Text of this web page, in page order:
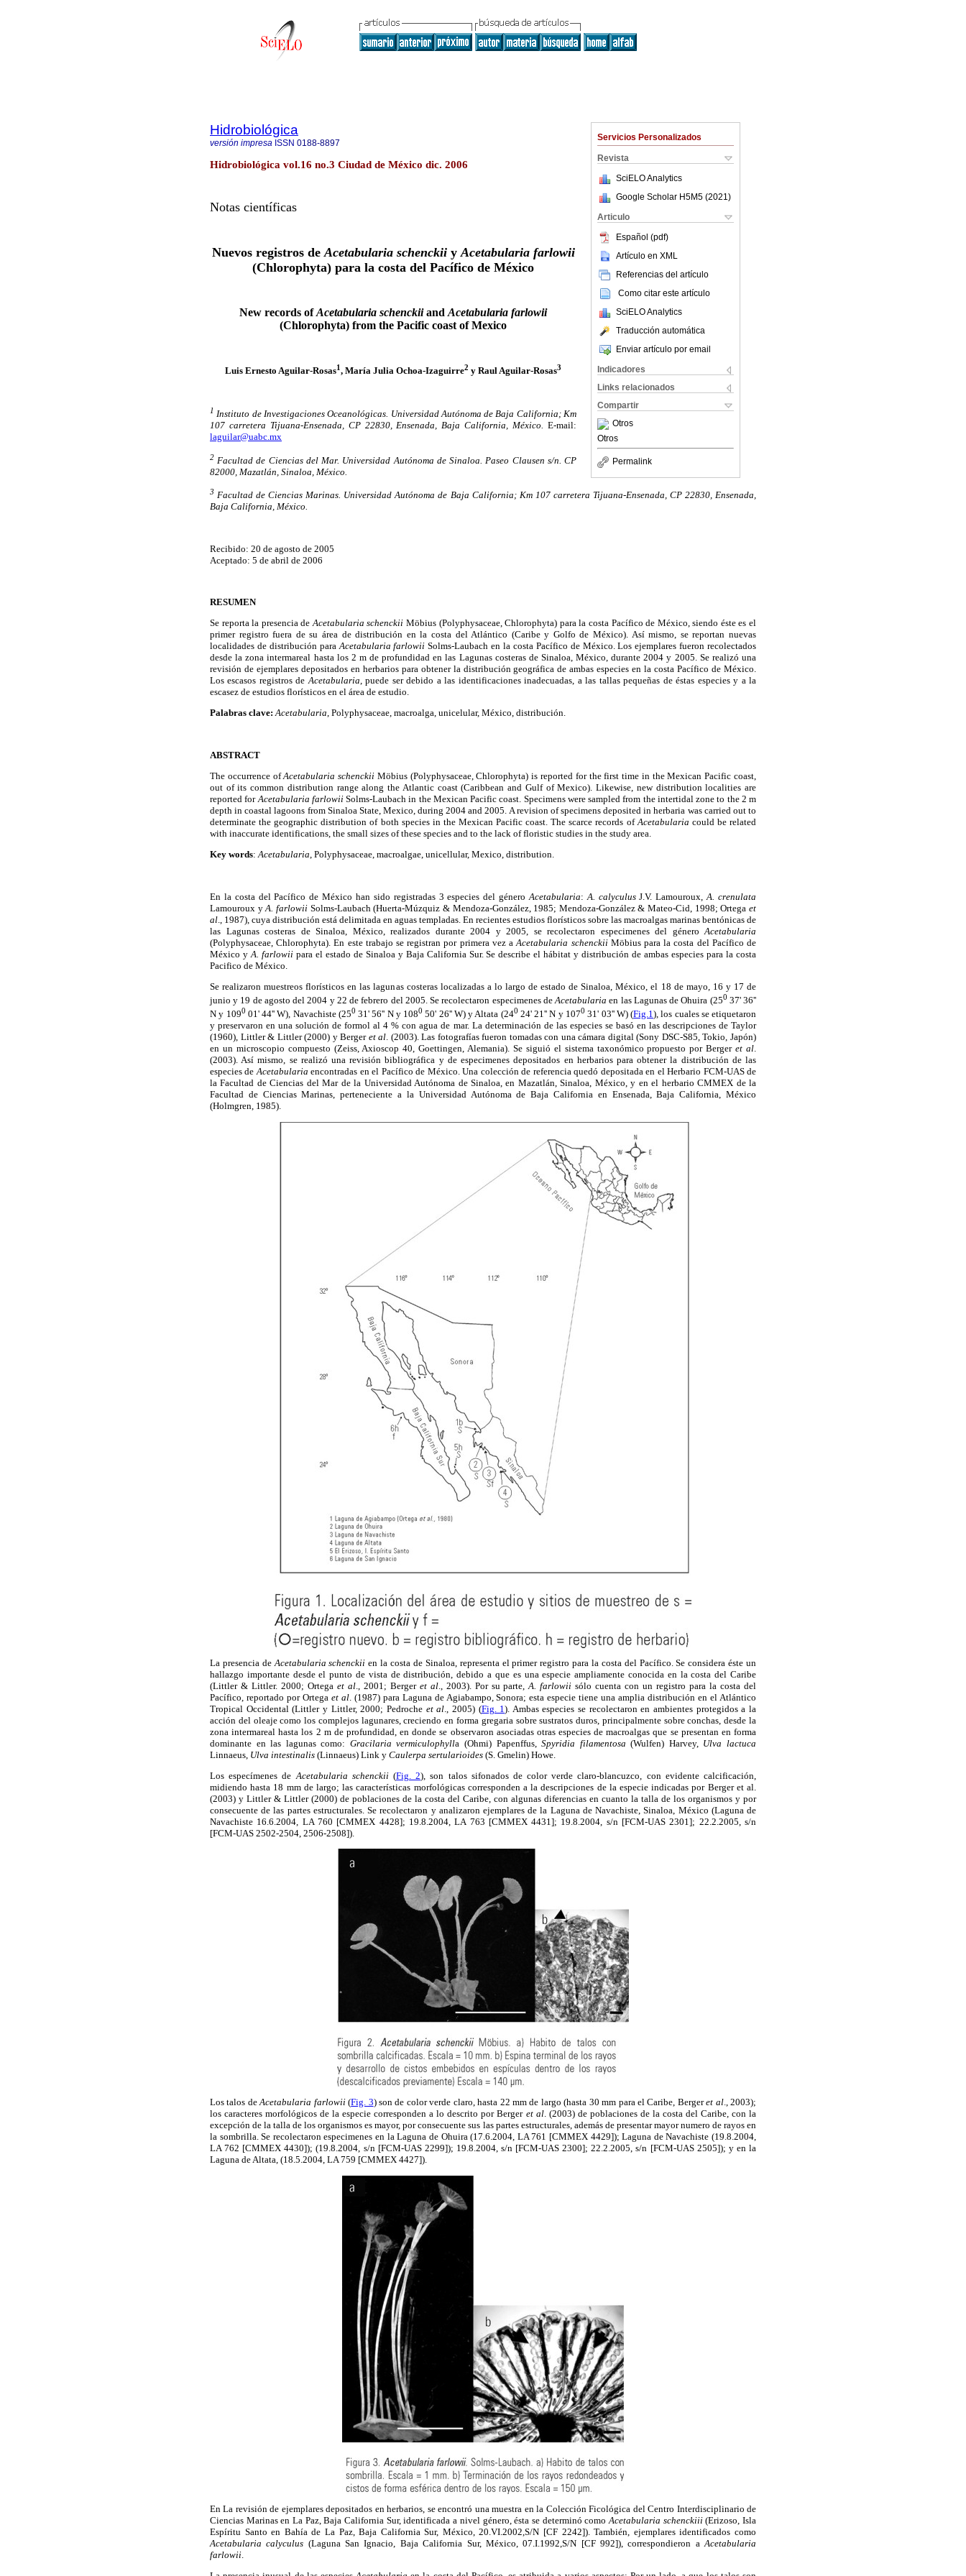
Servicios Personalizados
Revista
SciELO Analytics
Google Scholar H5M5 (2021 )
Articulo
Español (pdf)
Artículo en XML
Referencias del artículo
Como citar este artículo
SciELO Analytics
Traducción automática
Enviar artículo por email
Indicadores
Links relacionados
Compartir
Otros
Otros
Permalink
Hidrobiológica
versión impresa ISSN 0188-8897
Hidrobiológica vol.16 no.3 Ciudad de México dic. 2006
Notas científicas
Nuevos registros deAcetabularia schenckiiyAcetabularia farlowii
(Chlorophyta) para la costa del Pacífico de México
New records ofAcetabularia schenckiiand Acetabularia farlowii
(Chlorophyta) from the Pacific coast of Mexico
Luis Ernesto Aguilar-Rosas1, María Julia Ochoa-Izaguirre2 y Raul Aguilar-Rosas3
1 Instituto de Investigaciones Oceanológicas. Universidad Autónoma de Baja California; Km
107 carretera Tijuana-Ensenada, CP 22830, Ensenada, Baja California, México. E-mail:
laguilar@uabc.mx
2 Facultad de Ciencias del Mar. Universidad Autónoma de Sinaloa. Paseo Clausen s/n. CP
82000, Mazatlán, Sinaloa, México.
3 Facultad de Ciencias Marinas. Universidad Autónoma de Baja California; Km 107 carretera Tijuana-Ensenada, CP 22830, Ensenada,
Baja California, México.
Recibido: 20 de agosto de 2005
Aceptado: 5 de abril de 2006
RESUMEN
Se reporta la presencia deAcetabularia schenckii Möbius (Polyphysaceae, Chlorophyta) para la costa Pacífico de México, siendo éste es el
primer registro fuera de su área de distribución en la costa del Atlántico (Caribe y Golfo de México). Así mismo, se reportan nuevas
localidades de distribución paraAcetabularia farlowii Solms-Laubach en la costa Pacífico de México. Los ejemplares fueron recolectados
desde la zona intermareal hasta los 2 m de profundidad en las Lagunas costeras de Sinaloa, México, durante 2004 y 2005. Se realizó una
revisión de ejemplares depositados en herbarios para obtener la distribución geográfica de ambas especies en la costa Pacífico de México.
Los escasos registros deAcetabularia, puede ser debido a las identificaciones inadecuadas, a las tallas pequeñas de éstas especies y a la
escasez de estudios florísticos en el área de estudio.
Palabras clave: Acetabularia, Polyphysaceae, macroalga, unicelular, México, distribución.
ABSTRACT
The occurrence ofAcetabularia schenckii Möbius (Polyphysaceae, Chlorophyta) is reported for the first time in the Mexican Pacific coast,
out of its common distribution range along the Atlantic coast (Caribbean and Gulf of Mexico). Likewise, new distribution localities are
reported for Acetabularia farlowiiSolms-Laubach in the Mexican Pacific coast. Specimens were sampled from the intertidal zone to the 2 m
depth in coastal lagoons from Sinaloa State, Mexico, during 2004 and 2005. A revision of specimens deposited in herbaria was carried out to
determinate the geographic distribution of both species in the Mexican Pacific coast. The scarce records of Acetabularia could be related
with inaccurate identifications, the small sizes of these species and to the lack of floristic studies in the study area.
Key words:Acetabularia, Polyphysaceae, macroalgae, unicellular, Mexico, distribution.
En la costa del Pacífico de México han sido registradas 3 especies del género Acetabularia: A. calyculusJ.V. Lamouroux,A. crenulata
Lamouroux yA. farlowiiSolms-Laubach (Huerta-Múzquiz & Mendoza-González, 1985; Mendoza-González & Mateo-Cid, 1998; Ortegaet
al ., 1987), cuya distribución está delimitada en aguas templadas. En recientes estudios florísticos sobre las macroalgas marinas bentónicas de
las Lagunas costeras de Sinaloa, México, realizados durante 2004 y 2005, se recolectaron especimenes del género Acetabularia
(Polyphysaceae, Chlorophyta). En este trabajo se registran por primera vez aAcetabularia schenckiiMöbius para la costa del Pacífico de
México y A. farlowiipara el estado de Sinaloa y Baja California Sur. Se describe el hábitat y distribución de ambas especies para la costa
Pacifico de México.
Se realizaron muestreos florísticos en las lagunas costeras localizadas a lo largo de estado de Sinaloa, México, el 18 de mayo, 16 y 17 de
junio y 19 de agosto del 2004 y 22 de febrero del 2005. Se recolectaron especimenes deAcetabularia en las Lagunas de Ohuira (250 37' 36''
N y 1090 01' 44'' W), Navachiste (250 31' 56'' N y 1080 50' 26'' W) y Altata (240 24' 21'' N y 1070 31' 03'' W) (Fig.1), los cuales se etiquetaron
y preservaron en una solución de formol al 4 % con agua de mar. La determinación de las especies se basó en las descripciones de Taylor
(1960), Littler & Littler (2000) y Berger et al. (2003). Las fotografías fueron tomadas con una cámara digital (Sony DSC-S85, Tokio, Japón)
en un microscopio compuesto (Zeiss, Axioscop 40, Goettingen, Alemania). Se siguió el sistema taxonómico propuesto por Bergeret al.
(2003). Así mismo, se realizó una revisión bibliográfica y de especimenes depositados en herbarios para obtener la distribución de las
especies deAcetabularia encontradas en el Pacífico de México. Una colección de referencia quedó depositada en el Herbario FCM-UAS de
la Facultad de Ciencias del Mar de la Universidad Autónoma de Sinaloa, en Mazatlán, Sinaloa, México, y en el herbario CMMEX de la
Facultad de Ciencias Marinas, perteneciente a la Universidad Autónoma de Baja California en Ensenada, Baja California, México
(Holmgren, 1985).
La presencia de Acetabularia schenckii en la costa de Sinaloa, representa el primer registro para la costa del Pacífico. Se considera éste un
hallazgo importante desde el punto de vista de distribución, debido a que es una especie ampliamente conocida en la costa del Caribe
(Littler & Littler. 2000; Ortega et al., 2001; Berger et al., 2003). Por su parte,A. farlowii sólo cuenta con un registro para la costa del
Pacífico, reportado por Ortega et al. (1987) para Laguna de Agiabampo, Sonora; esta especie tiene una amplia distribución en el Atlántico
Tropical Occidental (Littler y Littler, 2000; Pedroche et al ., 2005) (Fig. 1). Ambas especies se recolectaron en ambientes protegidos a la
acción del oleaje como los complejos lagunares, creciendo en forma gregaria sobre sustratos duros, principalmente sobre conchas, desde la
zona intermareal hasta los 2 m de profundidad, en donde se observaron asociadas otras especies de macroalgas que se presentan en forma
dominante en las lagunas como: Gracilaria vermiculophylla (Ohmi) Papenffus,Spyridia filamentosa (Wulfen) Harvey, Ulva lactuca
Linnaeus, Ulva intestinalis (Linnaeus) Link y Caulerpa sertularioides (S. Gmelin) Howe.
Los especímenes de Acetabularia schenckii(Fig. 2), son talos sifonados de color verde claro-blancuzco, con evidente calcificación,
midiendo hasta 18 mm de largo; las características morfológicas corresponden a la descripciones de la especie indicadas por Berger et al.
(2003) y Littler & Littler (2000) de poblaciones de la costa del Caribe, con algunas diferencias en cuanto la talla de los organismos y por
consecuente de las partes estructurales. Se recolectaron y analizaron ejemplares de la Laguna de Navachiste, Sinaloa, México (Laguna de
Navachiste 16.6.2004, LA 760 [CMMEX 4428]; 19.8.2004, LA 763 [CMMEX 4431]; 19.8.2004, s/n [FCM-UAS 2301]; 22.2.2005, s/n
[FCM-UAS 2502-2504, 2506-2508]).
Los talos deAcetabularia farlowii(Fig. 3) son de color verde claro, hasta 22 mm de largo (hasta 30 mm para el Caribe, Bergeret al., 2003);
los caracteres morfológicos de la especie corresponden a lo descrito por Berger et al. (2003) de poblaciones de la costa del Caribe, con la
excepción de la talla de los organismos es mayor, por consecuente sus las partes estructurales, además de presentar mayor numero de rayos en
la sombrilla. Se recolectaron especimenes en la Laguna de Ohuira (17.6.2004, LA 761 [CMMEX 4429]); Laguna de Navachiste (19.8.2004,
LA 762 [CMMEX 4430]); (19.8.2004, s/n [FCM-UAS 2299]); 19.8.2004, s/n [FCM-UAS 2300]; 22.2.2005, s/n [FCM-UAS 2505]); y en la
Laguna de Altata, (18.5.2004, LA 759 [CMMEX 4427]).
En La revisión de ejemplares depositados en herbarios, se encontró una muestra en la Colección Ficológica del Centro Interdisciplinario de
Ciencias Marinas en La Paz, Baja California Sur, identificada a nivel género, ésta se determinó como Acetabularia schenckiii(Erizoso, Isla
Espíritu Santo en Bahía de La Paz, Baja California Sur, México, 20.VI.2002,S/N [CF 2242]). También, ejemplares identificados como
Acetabularia calyculus (Laguna San Ignacio, Baja California Sur, México, 07.I.1992,S/N [CF 992]), correspondieron aAcetabularia
farlowii